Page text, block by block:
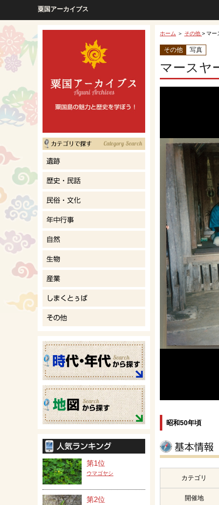
粟国アーカイブス
ホーム ＞ その他 > マー
その他 写真
マースヤ
昭和50年頃
カテゴリ
開催地
第1位
ウマゴヤシ
第2位